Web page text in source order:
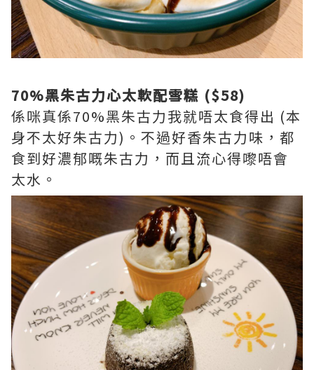
70%黑朱古力心太軟配雪糕 ($58)
係咪真係70%黑朱古力我就唔太食得出 (本
身不太好朱古力)。不過好香朱古力味，都
食到好濃郁嘅朱古力，而且流心得嚟唔會
太水。